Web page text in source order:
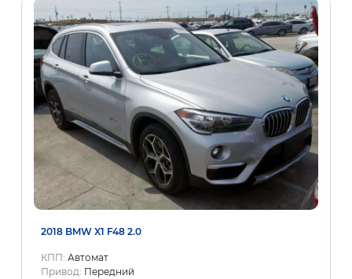
2018 BMW X1 F48 2.0
КПП: Автомат
Привод: Передний